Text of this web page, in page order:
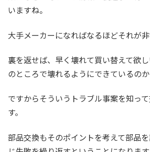
いますね。
大手メーカーになればなるほどそれが非
裏を返せば、早く壊れて買い替えて欲
のところで壊れるようにできているのか
ですからそういうトラブル事案を知っ
す。
部品交換もそのポイントを考えて部品